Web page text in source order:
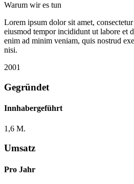
Warum wir es tun
Lorem ipsum dolor sit amet,
eiusmod tempor incididunt ut labore et
enim ad minim veniam, quis nostrud
nisi.
2001
Gegründet
Innhabergeführt
1,6 M.
Umsatz
Pro Jahr